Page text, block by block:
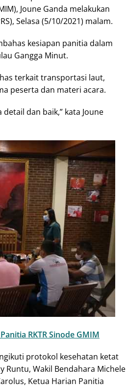
Joune Ganda melakukan
Selasa (5/10/2021) malam.
kesiapan panitia dalam
Gangga Minut.
terkait transportasi laut,
peserta dan materi acara.
dan baik,” kata Joune
RKTR Sinode GMIM
protokol kesehatan ketat
Runtu, Wakil Bendahara Michele
Ketua Harian Panitia